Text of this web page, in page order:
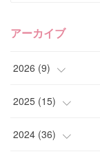
アーカイブ
2026 (9)
(4)
(2)
2025 (15)
(4)
2024 (36)